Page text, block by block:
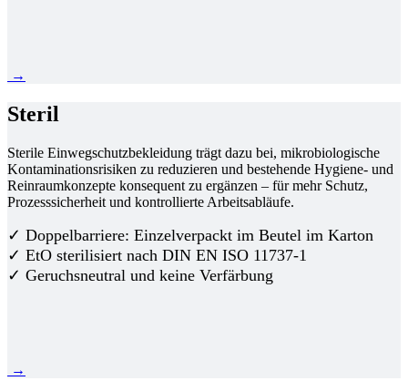
→
Steril
Sterile Einwegschutzbekleidung trägt dazu bei, mikrobiologische
Kontaminationsrisiken zu reduzieren und bestehende Hygiene- und
Reinraumkonzepte konsequent zu ergänzen – für mehr Schutz,
Prozesssicherheit und kontrollierte Arbeitsabläufe.
✓ Doppelbarriere: Einzelverpackt im Beutel im Karton
✓ EtO sterilisiert nach DIN EN ISO 11737-1
✓ Geruchsneutral und keine Verfärbung
→